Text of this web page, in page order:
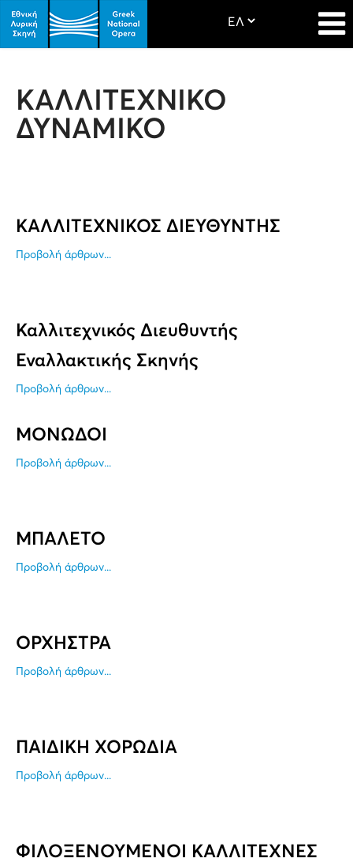
ΚΑΛΛΙΤΕΧΝΙΚΟ
ΔΥΝΑΜΙΚΟ
ΚΑΛΛΙΤΕΧΝΙΚΟΣ ΔΙΕΥΘΥΝΤΗΣ
Προβολή άρθρων...
Καλλιτεχνικός Διευθυντής
Εναλλακτικής Σκηνής
Προβολή άρθρων...
ΜΟΝΩΔΟΙ
Προβολή άρθρων...
ΜΠΑΛΕΤΟ
Προβολή άρθρων...
ΟΡΧΗΣΤΡΑ
Προβολή άρθρων...
ΠΑΙΔΙΚΗ ΧΟΡΩΔΙΑ
Προβολή άρθρων...
ΦΙΛΟΞΕΝΟΥΜΕΝΟΙ ΚΑΛΛΙΤΕΧΝΕΣ